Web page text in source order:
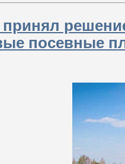
посевные